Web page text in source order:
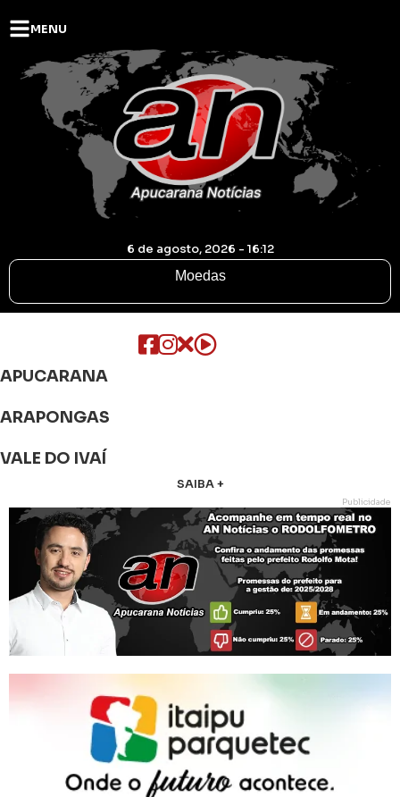
MENU
6 de agosto, 2026 - 16:12
Moedas
APUCARANA
ARAPONGAS
VALE DO IVAÍ
SAIBA +
Publicidade